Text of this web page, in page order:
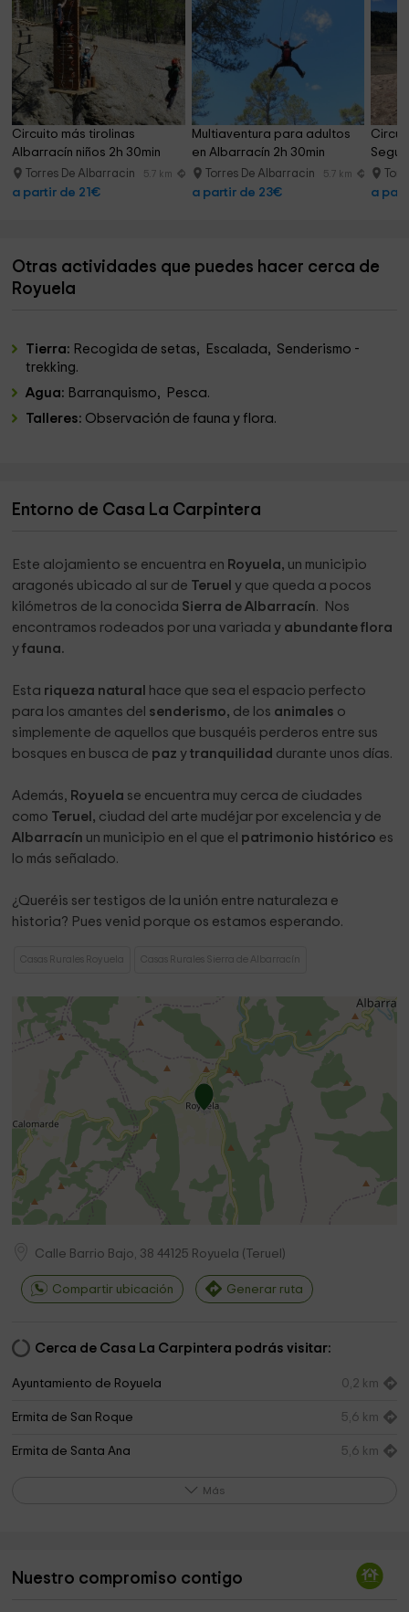
Circuito más tirolinas
Albarracín niños 2h 30min
Torres De Albarracin 5.7 km
a partir de 21€
Multiaventura para adultos
en Albarracín 2h 30min
Torres De Albarracin 5.7 km
a partir de 23€ a
Otras actividades que puedes hacer cerca de
Royuela
Tierra: Recogida de setas, Escalada, Senderismo -
trekking.
Agua: Barranquismo, Pesca.
Talleres: Observación de fauna y flora.
Entorno de Casa La Carpintera
Este alojamiento se encuentra en Royuela, un municipio
aragonés ubicado al sur de Teruel y que queda a pocos
kilómetros de la conocida Sierra de Albarracín. Nos
encontramos rodeados por una variada y abundante flora
yfauna.
Esta riqueza natural
hace que sea el espacio perfecto
para los amantes del senderismo, de los animales o
simplemente de aquellos que busquéis perderos entre sus
bosques en busca de paz ytranquilidad durante unos días.
Además, Royuela se encuentra muy cerca de ciudades
como Teruel, ciudad del arte mudéjar por excelencia y de
Albarracín un municipio en el que el patrimonio histórico es
lo más señalado.
¿Queréis ser testigos de la unión entre naturaleza e
historia? Pues venid porque os estamos esperando.
Casas Rurales Royuela Casas Rurales Sierra de Albarracín
Calle Barrio Bajo, 38 44125 Royuela ( Teruel )
Compartir ubicación Generar ruta
Cerca de Casa La Carpintera podrás visitar:
Ayuntamiento de Royuela 0,2 km
Ermita de San Roque 5,6 km
Ermita de Santa Ana 5,6 km
Fundación Santa María De Albarracín 6,6 km
Más
Nuestro compromiso contigo